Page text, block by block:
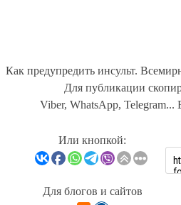
Как предупредить инсульт.
Для публикации
Viber, WhatsApp, Telegram...
Или кнопкой:
Для блогов и сайтов